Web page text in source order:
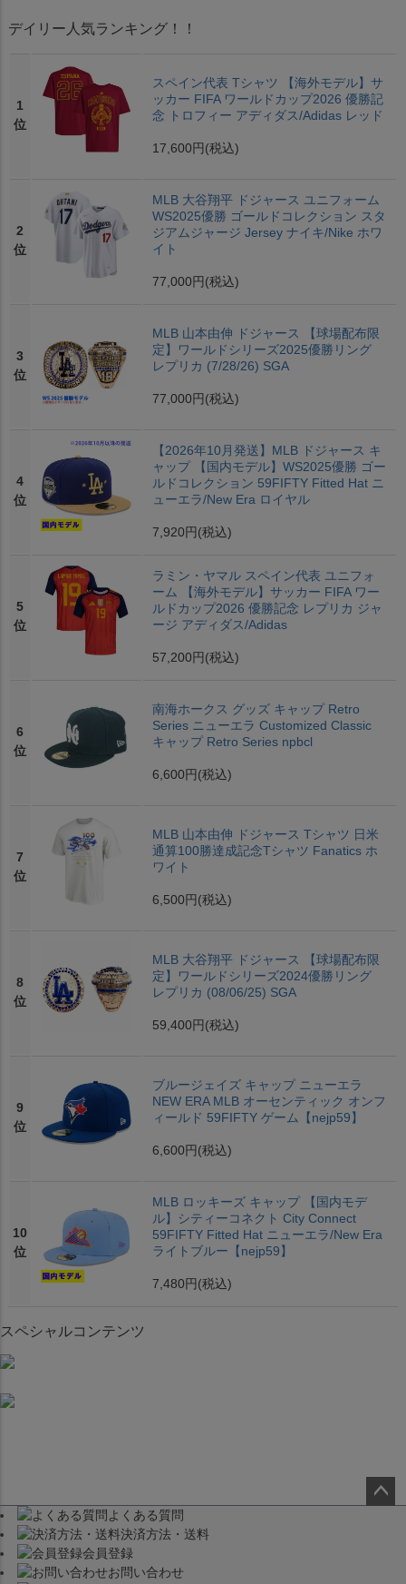
デイリー人気ランキング！！
1
位
スペイン代表 Tシャツ 【海外モデル】サ
ッカー FIFA ワールドカップ2026 優勝記
念 トロフィー アディダス/Adidas レッド
17,600円 (税込)
2
位
MLB 大谷翔平 ドジャース ユニフォーム
WS2025優勝 ゴールドコレクション スタ
ジアムジャージ Jersey ナイキ/Nike ホワ
イト
77,000円 (税込)
3
位
MLB 山本由伸 ドジャース 【球場配布限
定】ワールドシリーズ2025優勝リング
レプリカ (7/28/26) SGA
77,000円 (税込)
4
位
【2026年10月発送】MLB ドジャース キ
ャップ 【国内モデル】WS2025優勝 ゴー
ルドコレクション 59FIFTY Fitted Hat ニ
ューエラ/New Era ロイヤル
7,920円 (税込)
5
位
ラミン・ヤマル スペイン代表 ユニフォ
ーム 【海外モデル】サッカー FIFA ワー
ルドカップ2026 優勝記念 レプリカ ジャ
ージ アディダス/Adidas
57,200円 (税込)
6
位
南海ホークス グッズ キャップ Retro
Series ニューエラ Customized Classic
キャップ Retro Series npbcl
6,600円 (税込)
7
位
MLB 山本由伸 ドジャース Tシャツ 日米
通算100勝達成記念Tシャツ Fanatics ホ
ワイト
6,500円 (税込)
8
位
MLB 大谷翔平 ドジャース 【球場配布限
定】ワールドシリーズ2024優勝リング
レプリカ (08/06/25) SGA
59,400円 (税込)
9
位
ブルージェイズ キャップ ニューエラ
NEW ERA MLB オーセンティック オンフ
ィールド 59FIFTY ゲーム【nejp59】
6,600円 (税込)
10
位
MLB ロッキーズ キャップ 【国内モデ
ル】シティーコネクト City Connect
59FIFTY Fitted Hat ニューエラ/New Era
ライトブルー【nejp59】
7,480円 (税込)
スペシャルコンテンツ
よくある質問
決済方法・送料
会員登録
お問い合わせ